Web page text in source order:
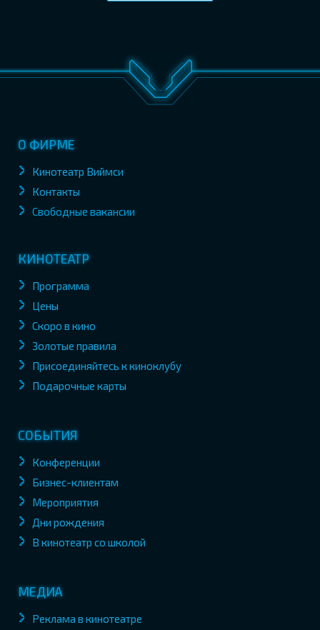
О ФИРМЕ
Кинотеатр Виймси
Контакты
Свободные вакансии
КИНОТЕАТР
Программа
Цены
Скоро в кино
Золотые правила
Присоединяйтесь к киноклубу
Подарочные карты
СОБЫТИЯ
Конференции
Бизнес-клиентам
Мероприятия
Дни рождения
В кинотеатр со школой
МЕДИА
Реклама в кинотеатре